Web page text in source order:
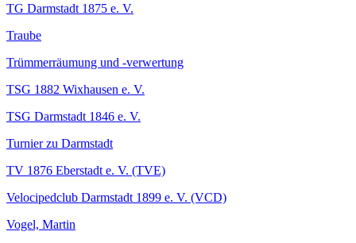
TG Darmstadt 1875 e. V.
Traube
Trümmerräumung und -verwertung
TSG 1882 Wixhausen e. V.
TSG Darmstadt 1846 e. V.
Turnier zu Darmstadt
TV 1876 Eberstadt e. V. (TVE)
Velocipedclub Darmstadt 1899 e. V. (VCD)
Vogel, Martin